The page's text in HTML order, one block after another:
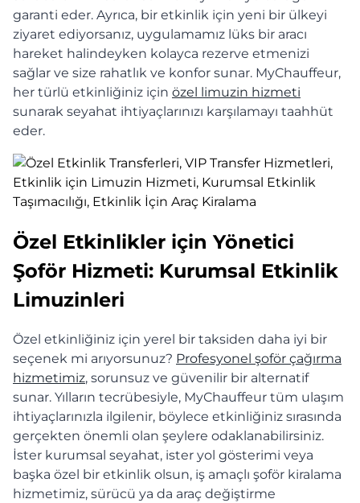
garanti eder. Ayrıca, bir etkinlik için yeni bir ülkeyi
ziyaret ediyorsanız, uygulamamız lüks bir aracı
hareket halindeyken kolayca rezerve etmenizi
sağlar ve size rahatlık ve konfor sunar. MyChauffeur,
her türlü etkinliğiniz için özel limuzin hizmeti
sunarak seyahat ihtiyaçlarınızı karşılamayı taahhüt
eder.
Özel Etkinlikler için Yönetici
Şoför Hizmeti: Kurumsal Etkinlik
Limuzinleri
Özel etkinliğiniz için yerel bir taksiden daha iyi bir
seçenek mi arıyorsunuz? Profesyonel şoför çağırma
hizmetimiz, sorunsuz ve güvenilir bir alternatif
sunar. Yılların tecrübesiyle, MyChauffeur tüm ulaşım
ihtiyaçlarınızla ilgilenir, böylece etkinliğiniz sırasında
gerçekten önemli olan şeylere odaklanabilirsiniz.
İster kurumsal seyahat, ister yol gösterimi veya
başka özel bir etkinlik olsun, iş amaçlı şoför kiralama
hizmetimiz, sürücü ya da araç değiştirme